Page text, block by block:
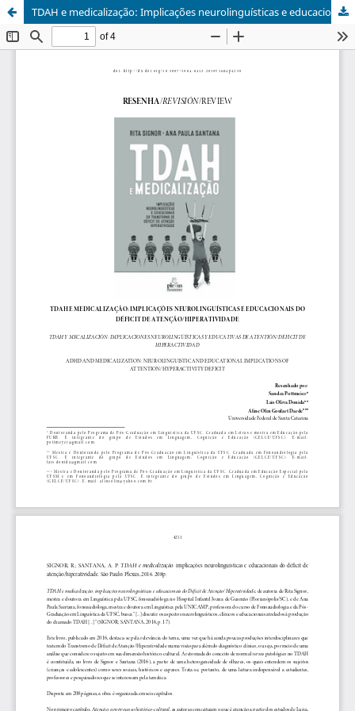
TDAH e medicalização: Implicações neurolinguísticas e educacionais do déficit de atenção/hiperatividade